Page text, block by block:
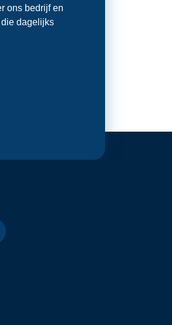
ons bedrijf en
dagelijks